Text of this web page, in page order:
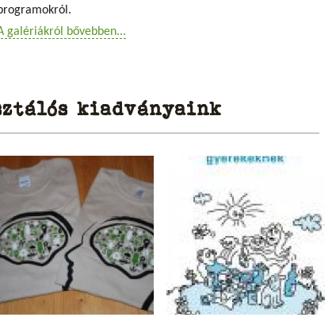
galériákról bővebben...
kiadványaink